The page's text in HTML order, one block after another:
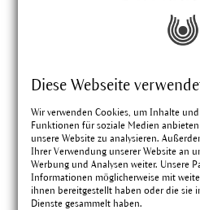
Diese Webseite
Wir verwenden Cookies, um Inhalte
Funktionen für soziale Medien
unsere Website zu analysieren.
Ihrer Verwendung unserer Website an
Werbung und Analysen weiter. Unsere
Informationen möglicherweise mit
ihnen bereitgestellt haben oder die sie
Dienste gesammelt haben.
Ich habe die
an.
*Pflichtfelder